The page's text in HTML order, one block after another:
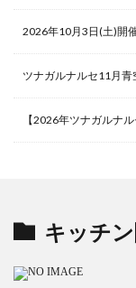
2026年10月3日(土)開
ツナガルナルセ11月
【2026年ツナガルナ
キッチ